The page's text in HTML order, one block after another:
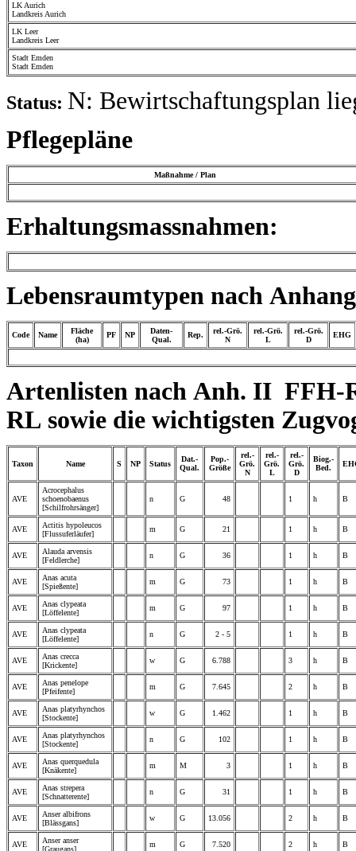
LK Aurich
Landkreis Aurich
LK Leer
Landkreis Leer
Stadt Emden
Stadt Emden
Status: N: Bewirtschaftungsplan
Pflegepläne
Maßnahme / Plan
Erhaltungsmassnahmen:
Lebensraumtypen nach
Code Name
Fläche
(ha)
PF NP
Daten-
Qual.
Rep.
rel.-Grö.
N
rel.-Grö.
L
rel.-Grö.
D
EHG
Artenlisten nach Anh. II FFH-
RL sowie die wichtigsten
Taxon Name S NP Status
Dat.-
Qual.
Pop.-
Größe
rel.-
Grö.
N
rel.-
Grö.
L
rel.-
Grö.
D
Biog.-
Bed.
AVE
Acrocephalus
schoenobaenus
[Schilfrohrsänger]
n G 48 1 h B
AVE
Actitis hypoleucos
[Flussuferläufer]
m G 21 1 h B
AVE
Alauda arvensis
[Feldlerche]
n G 36 1 h B
AVE
Anas acuta
[Spießente]
m G 73 1 h B
AVE
Anas clypeata
[Löffelente]
m G 97 1 h B
AVE
Anas clypeata
[Löffelente]
n G 2 - 5 1 h B
AVE
Anas crecca
[Krickente]
w G 6.788 3 h B
AVE
Anas penelope
[Pfeifente]
m G 7.645 2 h B
AVE
Anas platyrhynchos
[Stockente]
w G 1.462 1 h B
AVE
Anas platyrhynchos
[Stockente]
n G 102 1 h B
AVE
Anas querquedula
[Knäkente]
m M 3 1 h B
AVE
Anas strepera
[Schnatterente]
n G 31 1 h B
AVE
Anser albifrons
[Blässgans]
w G 13.056 2 h B
AVE
Anser anser
[Graugans]
m G 7.520 2 h B